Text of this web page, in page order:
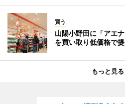
買う
山陽小野田に「アエ
を買い取り低価格で
もっと見る